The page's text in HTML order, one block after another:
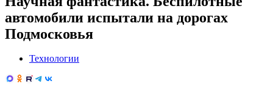
автомобили испытали на дорогах
Подмосковья
Технологии